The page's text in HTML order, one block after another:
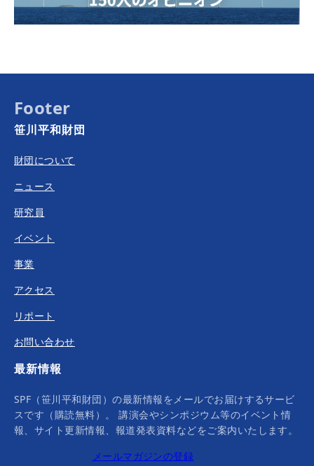
Footer
笹川平和財団
財団について
ニュース
研究員
イベント
事業
アクセス
リポート
お問い合わせ
最新情報
SPF（笹川平和財団）の最新情報をメールでお届けするサービ
スです（購読無料）。 講演会やシンポジウム等のイベント情
報、サイト更新情報、報道発表資料などをご案内いたします。
メールマガジンの登録